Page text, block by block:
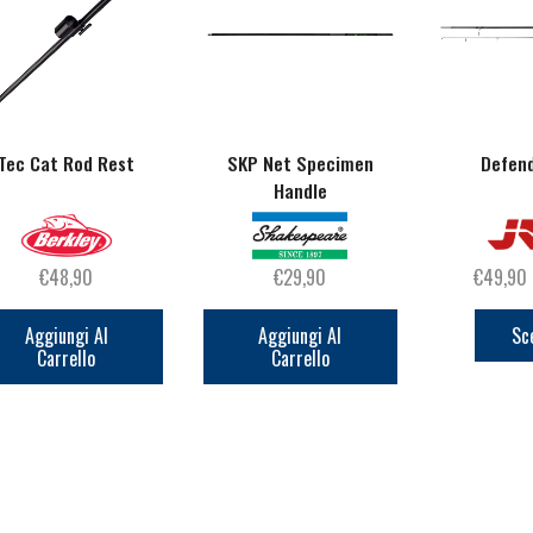
Tec Cat Rod Rest
€48,90
Aggiungi Al
Carrello
SKP Net Specimen
Handle
€29,90
Aggiungi Al
Carrello
€49,90